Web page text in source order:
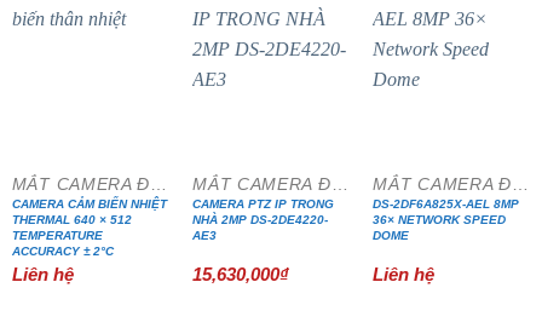
CAMERA CẢM BIẾN NHIỆT
THERMAL 640 × 512
TEMPERATURE
ACCURACY ± 2°C
Liên hệ
CAMERA PTZ IP TRONG
NHÀ 2MP DS-2DE4220-
AE3
15,630,000₫
DS-2DF6A825X-AEL 8MP
36× NETWORK SPEED
DOME
Liên hệ